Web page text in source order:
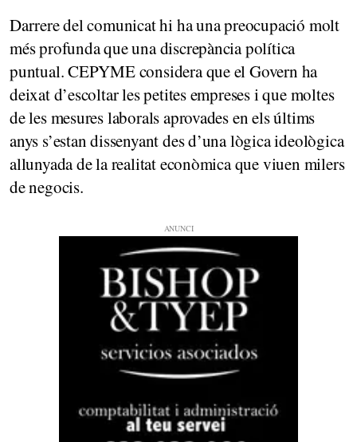
Darrere del comunicat hi ha una preocupació molt
més profunda que una discrepància política
puntual. CEPYME considera que el Govern ha
deixat d’escoltar les petites empreses i que moltes
de les mesures laborals aprovades en els últims
anys s’estan dissenyant des d’una lògica ideològica
allunyada de la realitat econòmica que viuen milers
de negocis.